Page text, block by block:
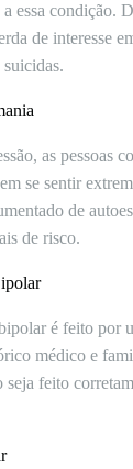
essa condição.
de interesse
suicidas.
as pessoas
se sentir
de
de risco.
é feito por
médico e
feito